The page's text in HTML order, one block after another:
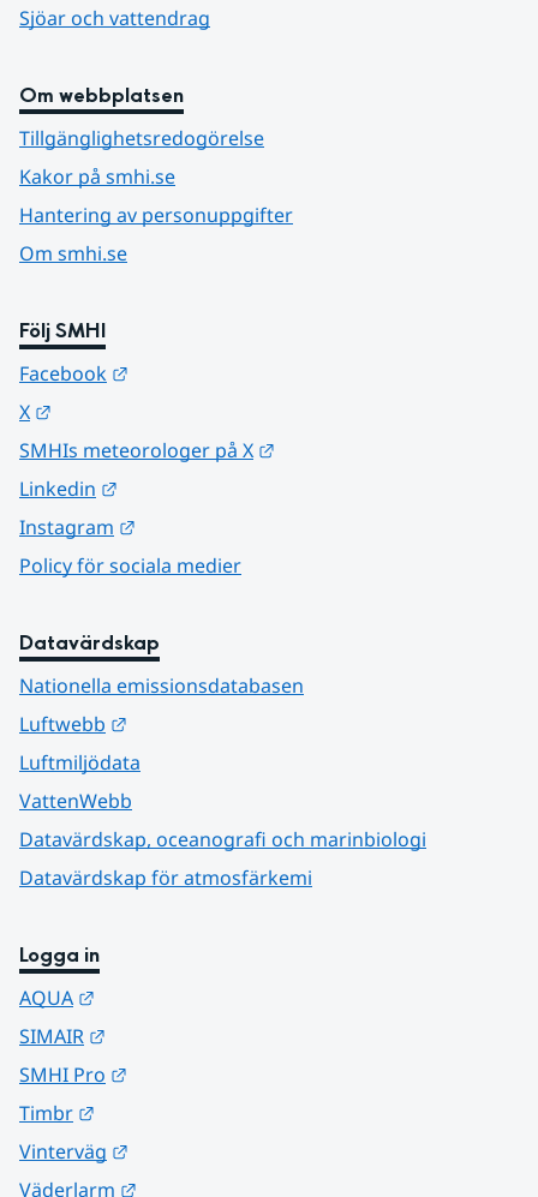
Sjöar och vattendrag
Om webbplatsen
Tillgänglighetsredogörelse
Kakor på smhi.se
Hantering av personuppgifter
Om smhi.se
Följ SMHI
Facebook
X
SMHIs meteorologer på X
Linkedin
Instagram
Policy för sociala medier
Datavärdskap
Nationella emissionsdatabasen
Luftwebb
Luftmiljödata
VattenWebb
Datavärdskap, oceanografi och marinbiologi
Datavärdskap för atmosfärkemi
Logga in
AQUA
SIMAIR
SMHI Pro
Timbr
Vinterväg
Väderlarm